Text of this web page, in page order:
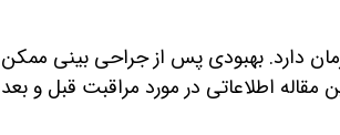
دارد. بهبودی پس از جراحی بینی ممکن
مقاله اطلاعاتی در مورد مراقبت قبل و بعد